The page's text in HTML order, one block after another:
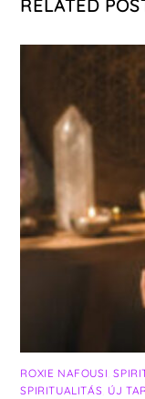
RELATED
ROXIE NAFOUSI ,
SPIRITUALITÁS ÚJ